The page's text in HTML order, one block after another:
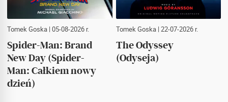
Tomek Goska | 05-08-2026 r.
Spider-Man: Brand
New Day (Spider-
Man: Całkiem nowy
dzień)
Tomek Goska| 22-07-2026 r.
The Odyssey
(Odyseja)